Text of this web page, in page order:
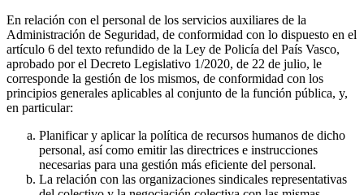
En relación con el personal de los servicios auxiliares de la
Administración de Seguridad, de conformidad con lo dispuesto en el
artículo 6 del texto refundido de la Ley de Policía del País Vasco,
aprobado por el Decreto Legislativo 1/2020, de 22 de julio, le
corresponde la gestión de los mismos, de conformidad con los
principios generales aplicables al conjunto de la función pública, y,
en particular:
Planificar y aplicar la política de recursos humanos de dicho
personal, así como emitir las directrices e instrucciones
necesarias para una gestión más eficiente del personal.
La relación con las organizaciones sindicales representativas